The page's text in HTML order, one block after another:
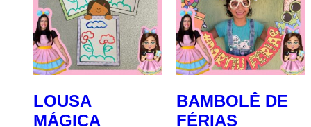
LOUSA
MÁGICA
BAMBOLÊ DE
FÉRIAS